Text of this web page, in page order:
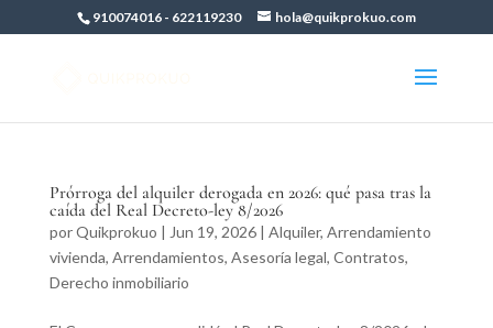
910074016- 622119230 hola@quikprokuo.com
Prórroga del alquiler derogada en 2026: qué pasa tras la
caída del Real Decreto-ley 8/2026
porQuikprokuo | Jun 19, 2026| Alquiler, Arrendamiento
vivienda, Arrendamientos, Asesoría legal, Contratos,
Derecho inmobiliario